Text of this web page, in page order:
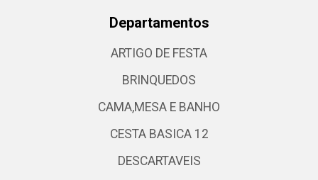
Departamentos
ARTIGO DE FESTA
BRINQUEDOS
CAMA,MESA E BANHO
CESTA BASICA 12
DESCARTAVEIS